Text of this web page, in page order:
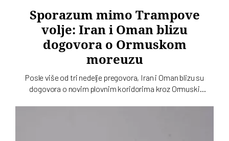
Sporazum mimo Trampove
volje: Iran i Oman blizu
dogovora o Ormuskom
moreuzu
Posle više od tri nedelje pregovora, Iran i Oman blizu su
dogovora o novim plovnim koridorima kroz Ormuski